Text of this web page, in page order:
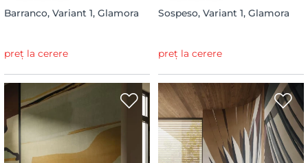
Barranco, Variant 1, Glamora
preț la cerere
Sospeso, Variant 1, Glamora
preț la cerere